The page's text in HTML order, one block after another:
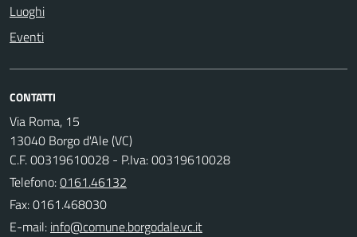
Luoghi
Eventi
CONTATTI
Via Roma, 15
13040 Borgo d'Ale (VC)
C.F. 00319610028 - P.Iva: 00319610028
Telefono:0161.46132
Fax: 0161.468030
E-mail: